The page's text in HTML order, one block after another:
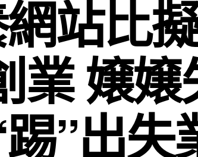
站比
業 嬢
”出失